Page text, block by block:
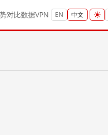
对比数据VPN EN 中文